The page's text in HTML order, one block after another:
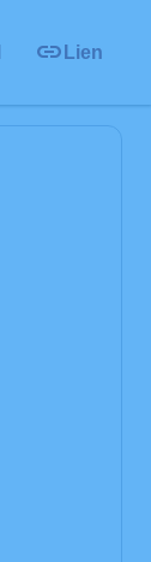
Lien